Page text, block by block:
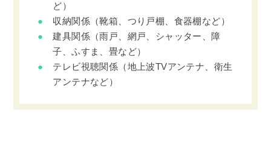
ど）
収納関係（靴箱、つり戸棚、食器棚など）
建具関係（雨戸、網戸、シャッター、障
子、ふすま、畳など）
テレビ視聴関係（地上波TVアンテナ、衛生
アンテナなど）